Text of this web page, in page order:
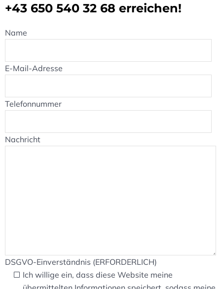
+43 650 540 32 68 erreichen!
Name
E-Mail-Adresse
Telefonnummer
Nachricht
DSGVO-Einverständnis (ERFORDERLICH)
Ich willige ein, dass diese Website meine